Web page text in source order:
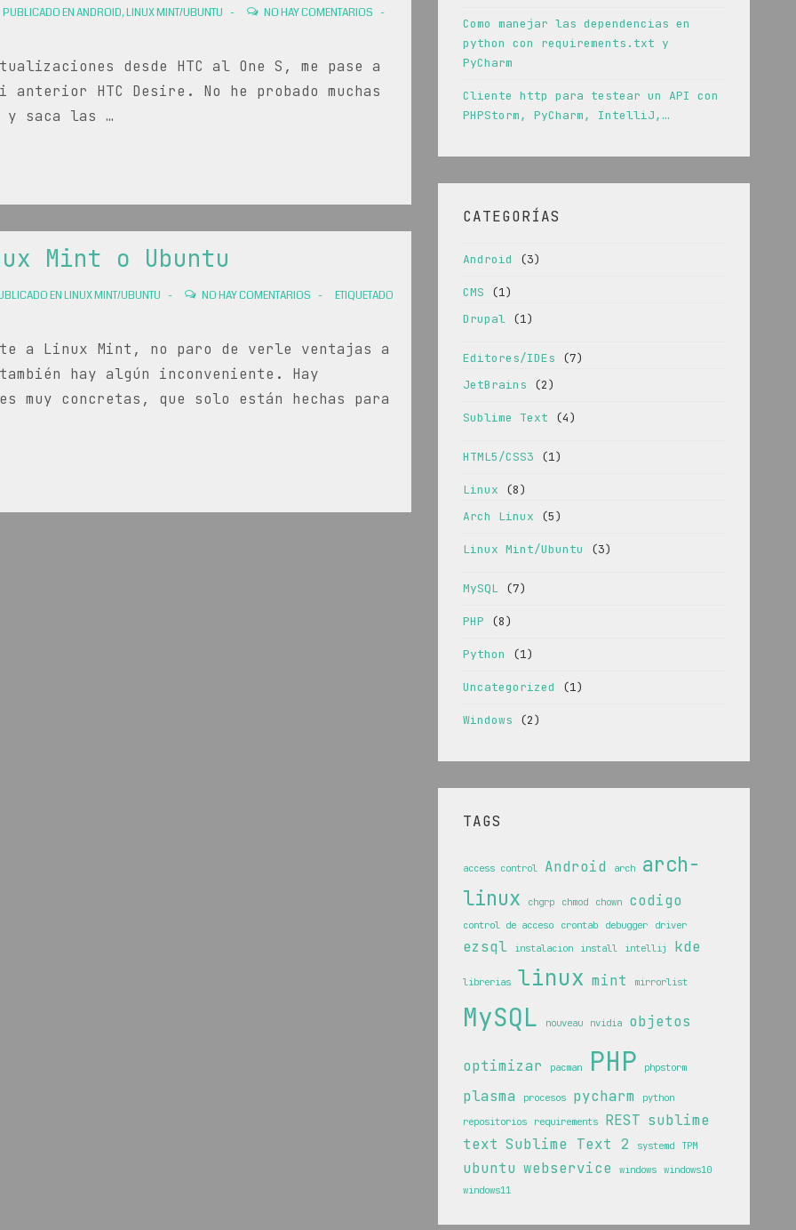
PUBLICADO ENANDROID,LINUX MINT/UBUNTU
NO HAY COMENTARIOS
desde HTC al One S, me pase a
anterior HTC Desire. No he probado muchas
y saca las …
Mint o Ubuntu
ENLINUX MINT/UBUNTU NO HAY COMENTARIOS
ETIQUETADO
a Linux Mint, no paro de verle ventajas a
hay algún inconveniente. Hay
muy concretas, que solo están hechas para
Como manejar las dependencias en
python con requirements.txt y
PyCharm
Cliente http para testear un API con
PHPStorm, PyCharm, IntelliJ,…
CATEGORÍAS
Android (3)
CMS (1)
Drupal (1)
Editores/IDEs (7)
JetBrains (2)
Sublime Text (4)
HTML5/CSS3 (1)
Linux (8)
Arch Linux (5)
Linux Mint/Ubuntu (3)
MySQL (7)
PHP (8)
Python (1)
Uncategorized (1)
Windows (2)
TAGS
access control Android arch
arch-
linux
chgrp chmod chown codigo
control de acceso crontab debugger driver
ezsql instalacion install intellij kde
librerias linux mint mirrorlist
MySQL nouveau nvidia objetos
optimizar pacman PHP phpstorm
plasma procesos pycharm
python
repositorios
requirements REST sublime
text Sublime Text 2 systemd TPM
ubuntu webservice windows windows10
windows11